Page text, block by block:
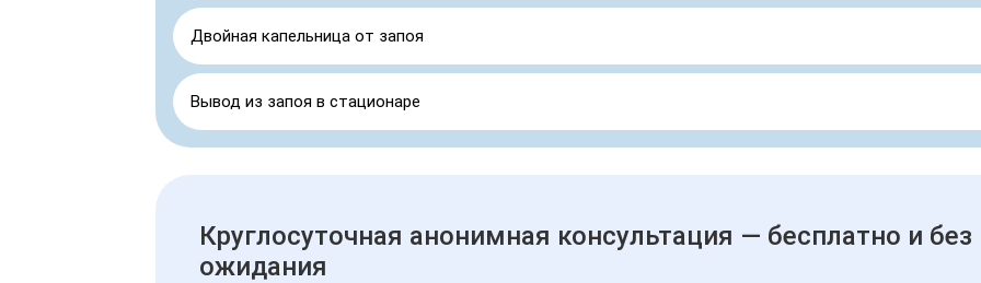
Двойная капельница от запоя
Вывод из запоя в стационаре
Круглосуточная анонимная консультация — бесплатно и без
ожидания